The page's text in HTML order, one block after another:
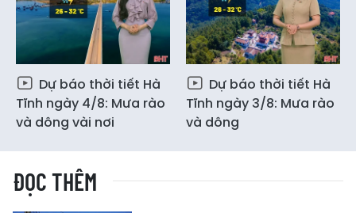
Dự báo thời tiết Hà
Tĩnh ngày 4/8: Mưa rào
và dông vài nơi
Dự báo thời tiết Hà
Tĩnh ngày 3/8: Mưa rào
và dông
ĐỌC THÊM